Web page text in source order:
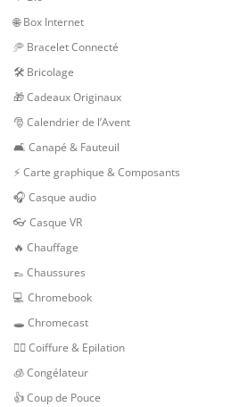
🌐 Box Internet
🥏 Bracelet Connecté
🛠 Bricolage
🎁 Cadeaux Originaux
🎅 Calendrier de l’Avent
🛋️ Canapé & Fauteuil
⚡ Carte graphique & Composants
🎧 Casque audio
👓 Casque VR
🔥 Chauffage
👞 Chaussures
💻 Chromebook
🕳 Chromecast
💇‍♀️ Coiffure & Epilation
🧊 Congélateur
👍 Coup de Pouce